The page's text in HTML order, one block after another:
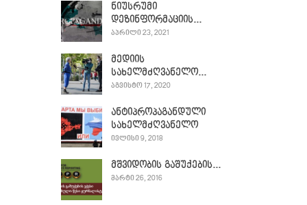
ნიუსრუმი
დეზინფორმაციის...
ᲐᲞᲠᲘᲚᲘ 23, 2021
მედიის
სახელმძღვანელო...
ᲐᲒᲕᲘᲡᲢᲝ 17, 2020
ანტიპროპაგანდული
სახელმძღვანელო
ᲘᲕᲚᲘᲡᲘ 9, 2018
მშვიდობის გაშუქების...
ᲛᲐᲠᲢᲘ 26, 2016